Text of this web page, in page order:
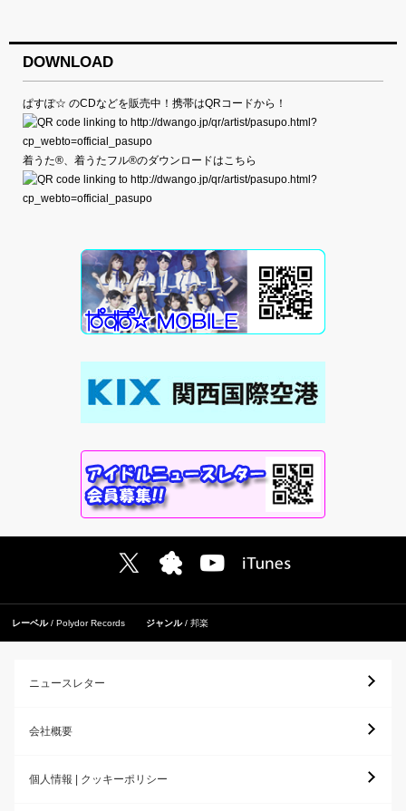
DOWNLOAD
ぱすぽ☆ のCDなどを販売中！携帯はQRコードから！
着うた®、着うたフル®のダウンロードはこちら
レーベル Polydor Records ジャンル 邦楽
ニュースレター
会社概要
個人情報 | クッキーポリシー